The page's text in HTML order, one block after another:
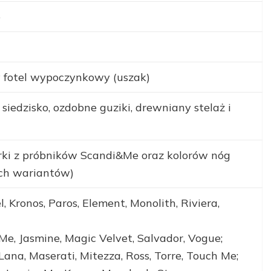
wypoczynkowy (uszak)
ozdobne guziki, drewniany stelaż i
z próbników Scandi&Me oraz kolorów nóg
wariantów)
Kronos, Paros, Element, Monolith, Riviera,
Jasmine, Magic Velvet, Salvador, Vogue;
Maserati, Mitezza, Ross, Torre, Touch Me;